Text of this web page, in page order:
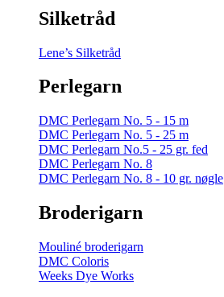
Silketråd
Lene’s Silketråd
Perlegarn
DMC Perlegarn No. 5 - 15 m
DMC Perlegarn No. 5 - 25 m
DMC Perlegarn No.5 - 25 gr. fed
DMC Perlegarn No. 8
DMC Perlegarn No. 8 - 10 gr. nøgle
Broderigarn
Mouliné broderigarn
DMC Coloris
Weeks Dye Works